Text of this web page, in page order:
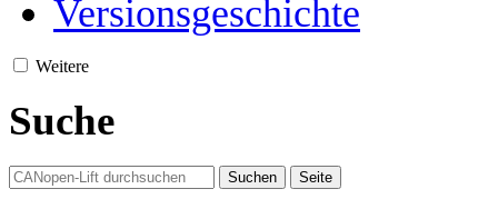
Versionsgeschichte
Weitere
Suche